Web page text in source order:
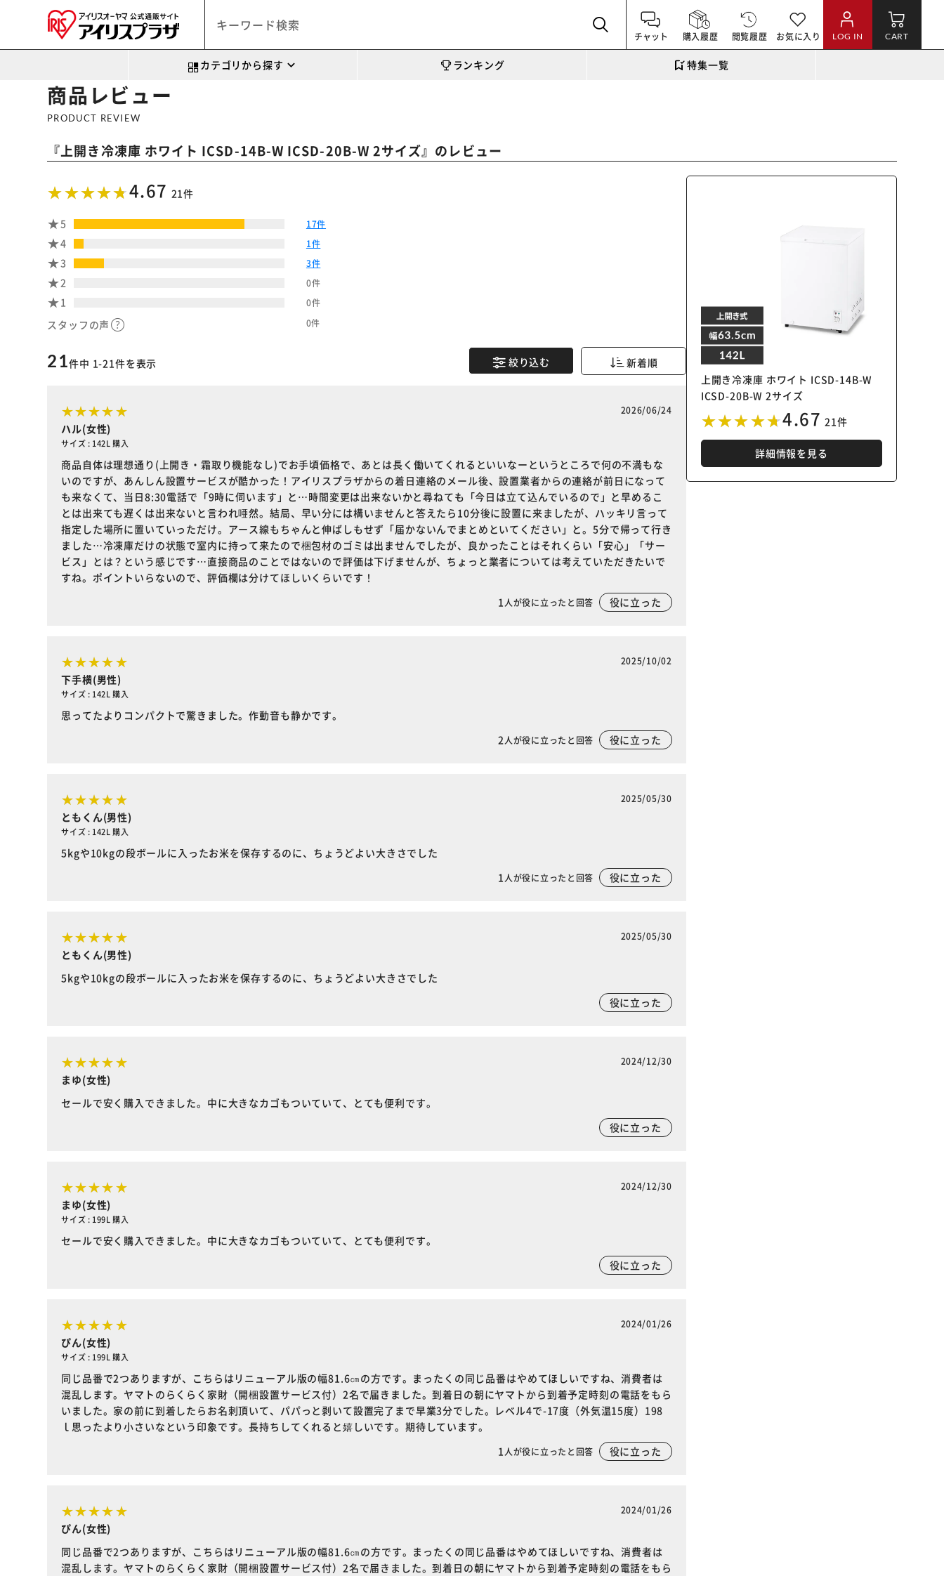
チャット 購入履歴 閲覧履歴 お気に入り LOG IN CART
カテゴリから探す ランキング 特集一覧
商品レビュー
PRODUCT REVIEW
『上開き冷凍庫 ホワイト ICSD-14B-W ICSD-20B-W 2サイズ』のレビュー
上開き冷凍庫 ホワイト ICSD-14B-W
ICSD-20B-W 2サイズ
4.67 21件
詳細情報を見る
4.67 21件
5 17件
4 1件
3 3件
2 0件
1 0件
スタッフの声 0件
絞り込む 新着順
21件中 1-21件を表示
2026/06/24
ハル(女性)
サイズ : 142L 購入
商品自体は理想通り(上開き・霜取り機能なし)でお手頃価格で、あとは長く働いてくれるといいなーというところで何の不満もな
いのですが、あんしん設置サービスが酷かった！アイリスプラザからの着日連絡のメール後、設置業者からの連絡が前日になって
も来なくて、当日8:30電話で「9時に伺います」と…時間変更は出来ないかと尋ねても「今日は立て込んでいるので」と早めるこ
とは出来ても遅くは出来ないと言われ唖然。結局、早い分には構いませんと答えたら10分後に設置に来ましたが、ハッキリ言って
指定した場所に置いていっただけ。アース線もちゃんと伸ばしもせず「届かないんでまとめといてください」と。5分で帰って行き
ました…冷凍庫だけの状態で室内に持って来たので梱包材のゴミは出ませんでしたが、良かったことはそれくらい「安心」「サー
ビス」とは？という感じです…直接商品のことではないので評価は下げませんが、ちょっと業者については考えていただきたいで
すね。ポイントいらないので、評価欄は分けてほしいくらいです！
1 人が役に立ったと回答 役に立った
2025/10/02
下手横(男性)
サイズ : 142L 購入
思ってたよりコンパクトで驚きました。作動音も静かです。
2人が役に立ったと回答 役に立った
2025/05/30
ともくん(男性)
サイズ : 142L 購入
5kgや10kgの段ボールに入ったお米を保存するのに、ちょうどよい大きさでした
1 人が役に立ったと回答 役に立った
2025/05/30
ともくん(男性)
5kgや10kgの段ボールに入ったお米を保存するのに、ちょうどよい大きさでした
役に立った
2024/12/30
まゆ(女性)
セールで安く購入できました。中に大きなカゴもついていて、とても便利です。
役に立った
2024/12/30
まゆ(女性)
サイズ : 199L 購入
セールで安く購入できました。中に大きなカゴもついていて、とても便利です。
役に立った
2024/01/26
ぴん(女性)
サイズ : 199L 購入
同じ品番で2つありますが、こちらはリニューアル版の幅81.6㎝の方です。まったくの同じ品番はやめてほしいですね、消費者は
混乱します。ヤマトのらくらく家財（開梱設置サービス付）2名で届きました。到着日の朝にヤマトから到着予定時刻の電話をもら
いました。家の前に到着したらお名刺頂いて、パパっと剥いて設置完了まで早業3分でした。レベル4で-17度（外気温15度）198
ｌ思ったより小さいなという印象です。長持ちしてくれると嬉しいです。期待しています。
1 人が役に立ったと回答 役に立った
2024/01/26
ぴん(女性)
同じ品番で2つありますが、こちらはリニューアル版の幅81.6㎝の方です。まったくの同じ品番はやめてほしいですね、消費者は
混乱します。ヤマトのらくらく家財（開梱設置サービス付）2名で届きました。到着日の朝にヤマトから到着予定時刻の電話をもら
※ご確認ください